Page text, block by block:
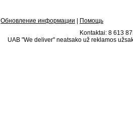
Обновление информации
Помощь
Kontaktai: 8 613
UAB "We deliver" neatsako už reklamos